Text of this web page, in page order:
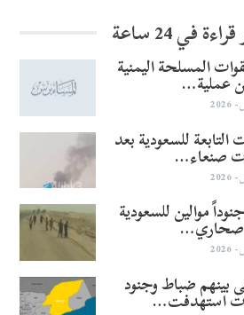
في 24 ساعة
المسلحة اليمنية
عملية…
للسعودية بعد
صنعاء…
موالين للسعودية
صحاري…
بينهم ضباط وجنود
استهدفت…